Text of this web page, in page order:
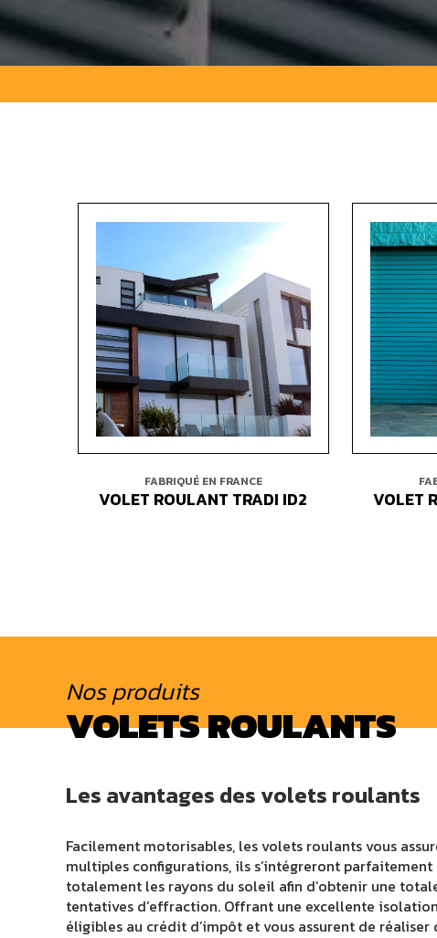
FABRIQUÉ EN FRANCE
VOLET ROULANT TRADI ID2 VOLET
Nos produits
VOLETS ROULANTS
Les avantages des volets roulants
Facilement motorisables, les volets roulants vous
multiples configurations, ils s’intégreront
totalement les rayons du soleil afin d’obtenir une
tentatives d’effraction. Offrant une excellente
éligibles au crédit d’impôt et vous assurent de